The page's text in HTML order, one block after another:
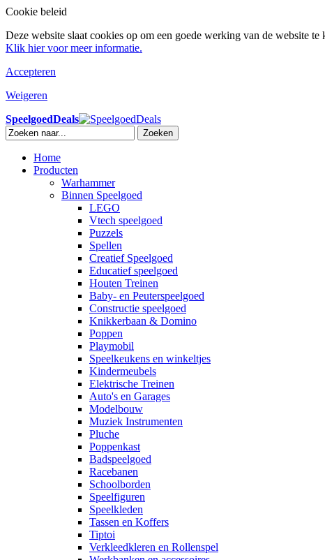
Cookie beleid
Deze website slaat cookies op om een goede werking van de website
Klik hier voor meer informatie.
Accepteren
Weigeren
SpeelgoedDeals
Zoeken
Home
Producten
Warhammer
Binnen Speelgoed
LEGO
Vtech speelgoed
Puzzels
Spellen
Creatief Speelgoed
Educatief speelgoed
Houten Treinen
Baby- en Peuterspeelgoed
Constructie speelgoed
Knikkerbaan & Domino
Poppen
Playmobil
Speelkeukens en winkeltjes
Kindermeubels
Elektrische Treinen
Auto's en Garages
Modelbouw
Muziek Instrumenten
Pluche
Poppenkast
Badspeelgoed
Racebanen
Schoolborden
Speelfiguren
Speelkleden
Tassen en Koffers
Tiptoi
Verkleedkleren en Rollenspel